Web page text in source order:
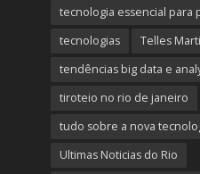
tecnologia essencial para
tecnologias
Telles
tendências big data e
tiroteio no rio de janeiro
tudo sobre a nova
Ultimas Noticias do Rio